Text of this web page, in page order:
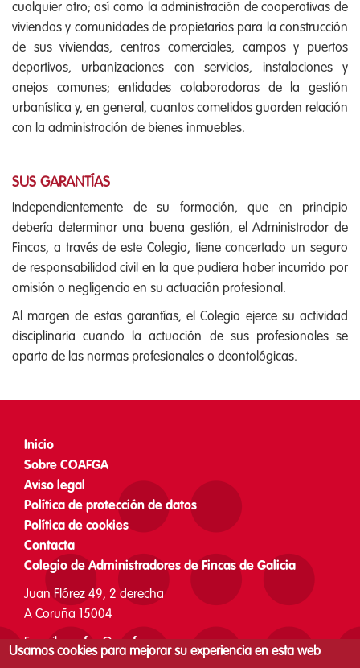
cualquier otro; así como la administración de cooperativas de
viviendas y comunidades de propietarios para la construcción
de sus viviendas, centros comerciales, campos y puertos
deportivos, urbanizaciones con servicios, instalaciones y
anejos comunes; entidades colaboradoras de la gestión
urbanística y, en general, cuantos cometidos guarden relación
con la administración de bienes inmuebles.
SUS GARANTÍAS
Independientemente de su formación, que en principio
debería determinar una buena gestión, el Administrador de
Fincas, a través de este Colegio, tiene concertado un seguro
de responsabilidad civil en la que pudiera haber incurrido por
omisión o negligencia en su actuación profesional.
Al margen de estas garantías, el Colegio ejerce su actividad
disciplinaria cuando la actuación de sus profesionales se
aparta de las normas profesionales o deontológicas.
Footer
menu
Inicio
Sobre COAFGA
Aviso legal
Política de protección de datos
Política de cookies
Contacta
Colegio de Administradores de Fincas de Galicia
Juan Flórez 49, 2 derecha
A Coruña 15004
E-mail:
coafga@coafga.org
Usamos cookies para mejorar su experiencia en esta web